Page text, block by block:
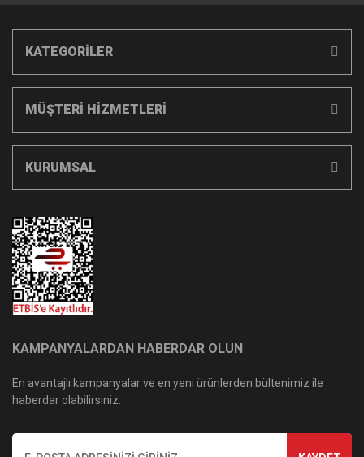
KATEGORİLER
MÜŞTERİ HİZMETLERİ
KURUMSAL
KAMPANYALARDAN HABERDAR OLUN
En avantajlı kampanyalar ve en yeni ürünlerden bültenimiz ile
haberdar olabilirsiniz.